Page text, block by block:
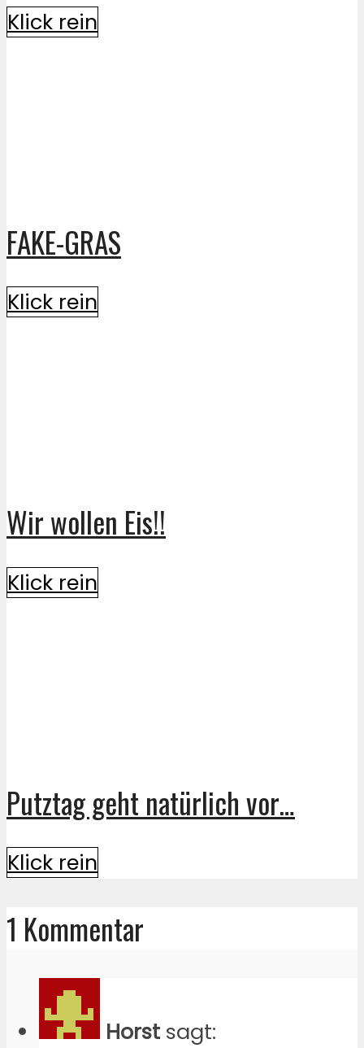
Klick rein
FAKE-GRAS
Klick rein
Wir wollen Eis!!
Klick rein
Putztag geht natürlich vor…
Klick rein
1 Kommentar
Horst sagt: